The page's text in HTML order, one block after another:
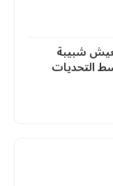
شبيبة
التحديات